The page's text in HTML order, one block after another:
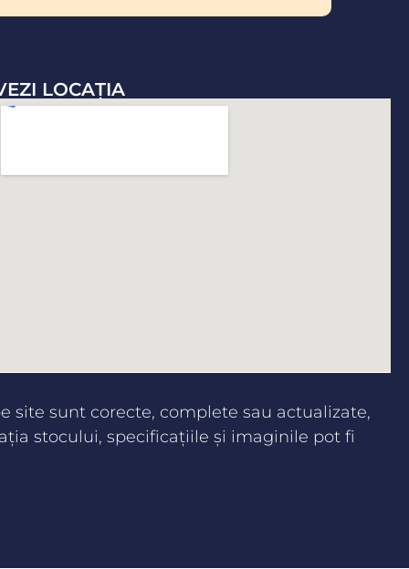
LOCAŢIA
site sunt corecte, complete sau actualizate,
stocului, specificaţiile şi imaginile pot fi